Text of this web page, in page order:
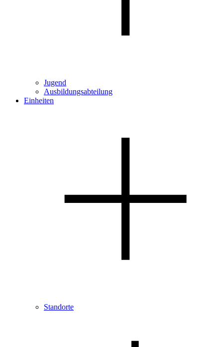
Jugend
Ausbildungsabteilung
Einheiten
Standorte